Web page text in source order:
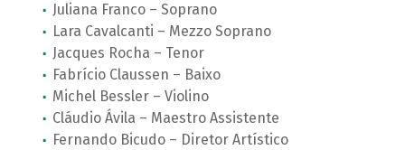
Juliana Franco – Soprano
Lara Cavalcanti – Mezzo Soprano
Jacques Rocha – Tenor
Fabrício Claussen – Baixo
Michel Bessler – Violino
Cláudio Ávila – Maestro Assistente
Fernando Bicudo – Diretor Artístico